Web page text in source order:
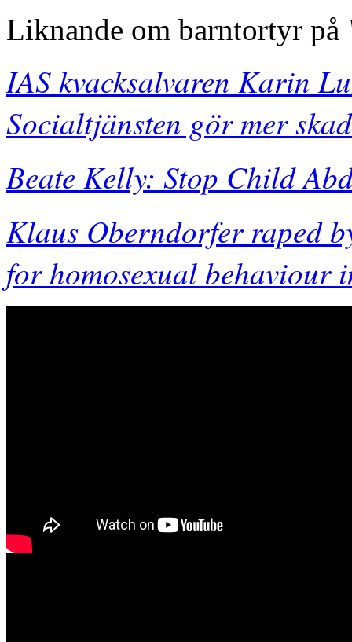
Liknande om barntortyr på
IAS kvacksalvaren Karin
Socialtjänsten gör mer
Beate Kelly: Stop Child
Klaus Oberndorfer raped
for homosexual behaviour